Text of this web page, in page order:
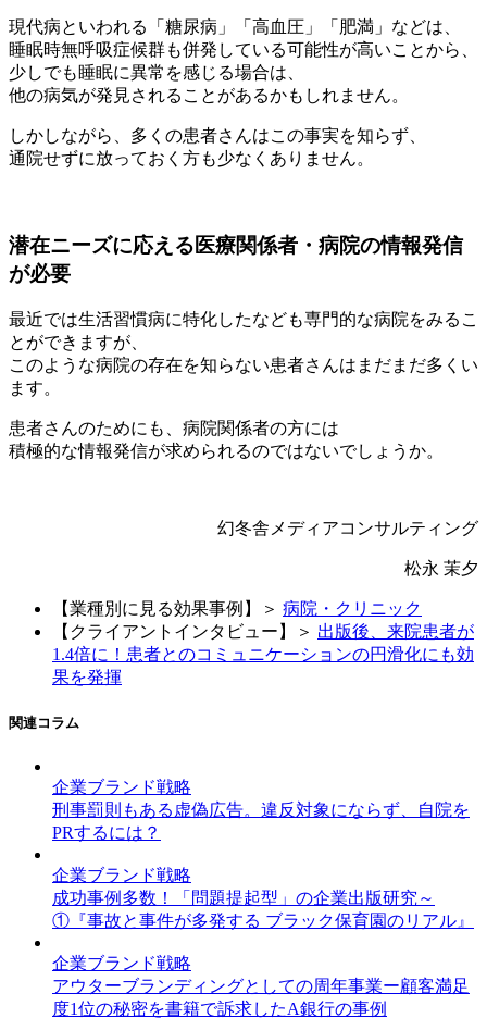
現代病といわれる「糖尿病」「高血圧」「肥満」などは、
睡眠時無呼吸症候群も併発している可能性が高いことから、
少しでも睡眠に異常を感じる場合は、
他の病気が発見されることがあるかもしれません。
しかしながら、多くの患者さんはこの事実を知らず、
通院せずに放っておく方も少なくありません。
潜在ニーズに応える医療関係者・病院の情報発信
が必要
最近では生活習慣病に特化したなども専門的な病院をみるこ
とができますが、
このような病院の存在を知らない患者さんはまだまだ多くい
ます。
患者さんのためにも、病院関係者の方には
積極的な情報発信が求められるのではないでしょうか。
幻冬舎メディアコンサルティング
松永 茉夕
【業種別に見る効果事例】＞ 病院・クリニック
【クライアントインタビュー】＞ 出版後、来院患者が
1.4倍に！患者とのコミュニケーションの円滑化にも効
果を発揮
関連コラム
企業ブランド戦略
刑事罰則もある虚偽広告。違反対象にならず、自院を
PRするには？
企業ブランド戦略
成功事例多数！「問題提起型」の企業出版研究～
①『事故と事件が多発する ブラック保育園のリアル』
企業ブランド戦略
アウターブランディングとしての周年事業ー顧客満足
度1位の秘密を書籍で訴求したA銀行の事例